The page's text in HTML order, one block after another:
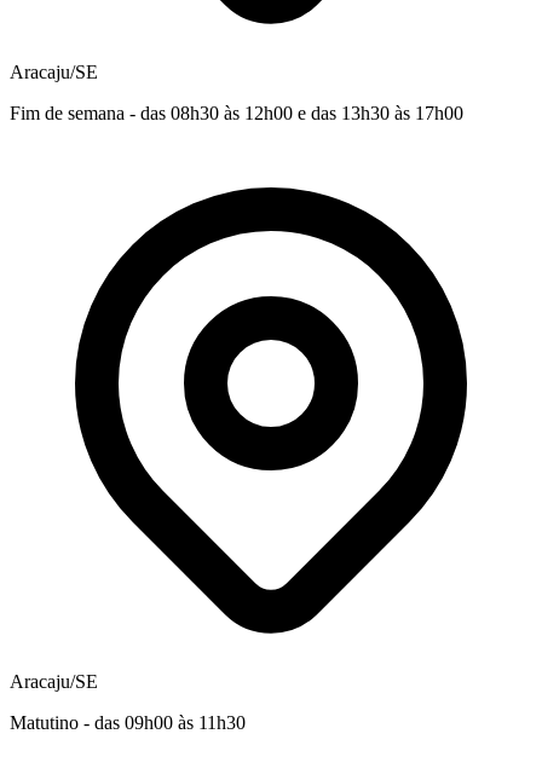
Aracaju/SE
Fim de semana - das 08h30 às 12h00 e das 13h30 às 17h00
Aracaju/SE
Matutino - das 09h00 às 11h30